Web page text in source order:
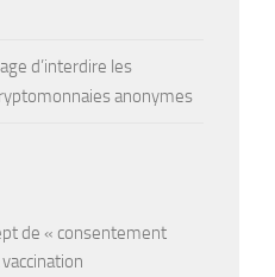
d’interdire les
anonymes
de « consentement